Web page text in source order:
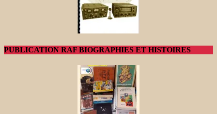
PUBLICATION RAF BIOGRAPHIES ET HISTOIRES